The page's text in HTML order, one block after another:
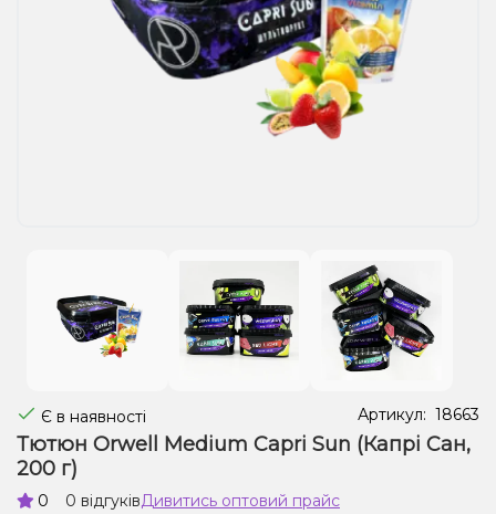
Рідини для електронних сигарет
Подарункові набори
Є в наявності Артикул: 18663
Тютюн Orwell Medium Capri Sun (Капрі Сан,
200 г)
0 0 відгуківДивитись оптовий прайс